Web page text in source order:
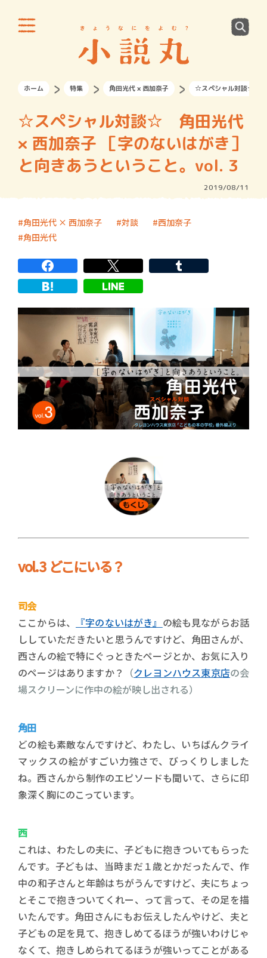
ホーム 特集 角田光代 × 西加奈子 ☆スペシャル対談☆ 角
☆スペシャル対談☆ 角田光代
× 西加奈子 ［字のないはがき］
と向きあうということ。vol. 3
2019/08/11
角田光代 × 西加奈子 対談
西加奈子
角田光代
vol.3 どこにいる？
司会
ここからは、
『字のないはがき』 の絵も見ながらお話
ししていただきたいと思うんですけど、角田さんが、
西さんの絵で特にぐっときたページとか、お気に入り
のページはありますか？
（クレヨンハウス東京店の会
場スクリーンに作中の絵が映し出される）
角田
どの絵も素敵なんですけど、わたし、いちばんクライ
マックスの絵がすごい力強さで、びっくりしました
ね。西さんから制作のエピソードも聞いて、さらに印
象深く胸にのこっています。
西
これは、わたしの夫に、子どもに抱きついてもらった
んです。子どもは、当時まだ１歳とかだったんで、作
中の和子さんと年齢はちがうんですけど、夫にちょっ
とそこで抱きついてくれー、って言って、その足を描
いたんです。角田さんにもお伝えしたんやけど、夫と
子どもの足を見て、抱きしめてるほうが強いわけじゃ
なくて、抱きしめられてるほうが強いってことがある